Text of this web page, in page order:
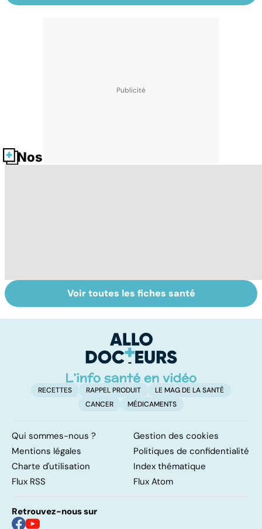
Nos fiches santé
Bien dormir,
mais... sans
Fatigue
chronique : un
connu
Voir toutes les fiches santé
RECETTES RAPPEL PRODUIT
LE MAG DE LA SANTÉ
CANCER
MÉDICAMENTS
Qui sommes-nous ?
Gestion des cookies
Mentions légales
Politiques de confidentialité
Charte d'utilisation
Index thématique
Flux RSS
Flux Atom
Retrouvez-nous sur